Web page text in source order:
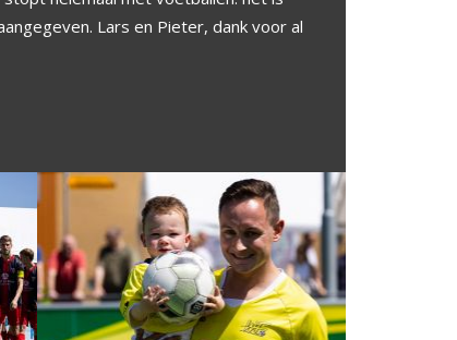
Lars en Pieter, dank voor al